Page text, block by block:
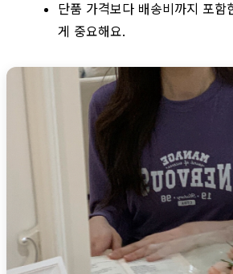
단품 가격보다 배송비까지 포함
게 중요해요.